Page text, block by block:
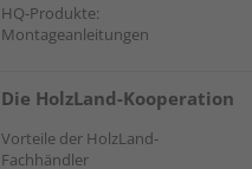
HQ-Produkte:
Montageanleitungen
Die HolzLand-Kooperation
Vorteile der HolzLand-
Fachhändler